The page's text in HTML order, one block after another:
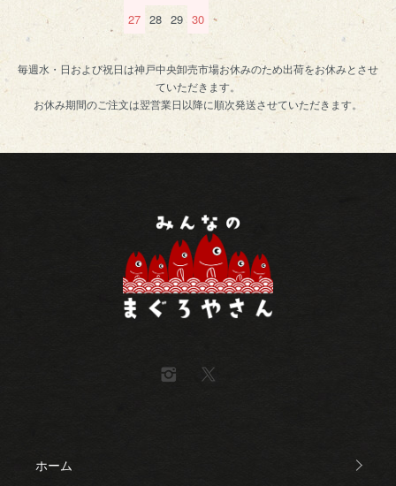
27 28 29 30
毎週水・日および祝日は神戸中央卸売市場お休みのため出荷をお休みとさせ
ていただきます。
お休み期間のご注文は翌営業日以降に順次発送させていただきます。
ホーム